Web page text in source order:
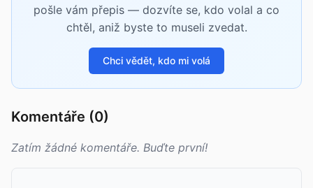
pošle vám přepis — dozvíte se, kdo volal a co
chtěl, aniž byste to museli zvedat.
Chci vědět, kdo mi volá
Komentáře (0)
Zatím žádné komentáře. Buďte první!